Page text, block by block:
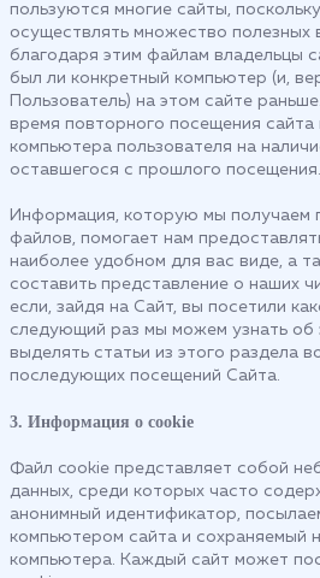
пользуются многие сайты,
осуществлять множество полезных
благодаря этим файлам владельцы
был ли конкретный компьютер (и,
Пользователь) на этом сайте
время повторного посещения
компьютера пользователя на
оставшегося с прошлого посещения.
Информация, которую мы получаем
файлов, помогает нам
наиболее удобном для вас виде, а
составить представление о наших
если, зайдя на Сайт, вы посетили
следующий раз мы можем узнать об
выделять статьи из этого раздела
последующих посещений Сайта.
3. Информация о cookie
Файл cookie представляет собой
данных, среди которых часто
анонимный идентификатор,
компьютером сайта и сохраняемый
компьютера. Каждый сайт может